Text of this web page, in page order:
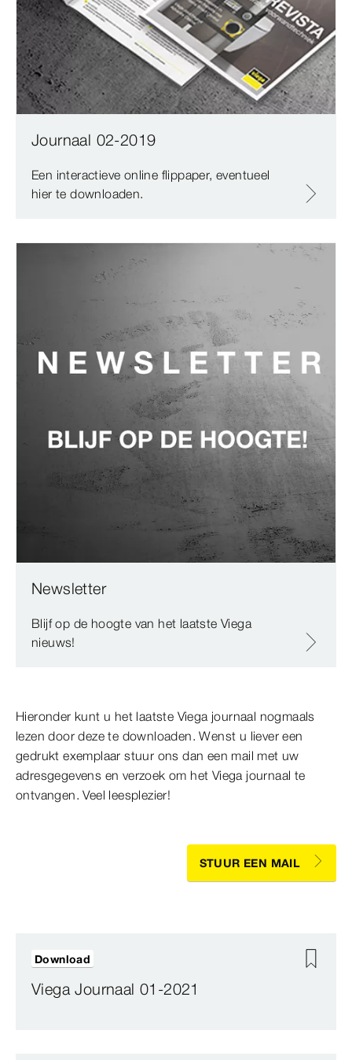
Journaal 02-2019
Een interactieve online flippaper, eventueel
hier te downloaden.
Newsletter
Blijf op de hoogte van het laatste Viega
nieuws!
Hieronder kunt u het laatste Viega journaal nogmaals
lezen door deze te downloaden. Wenst u liever een
gedrukt exemplaar stuur ons dan een mail met uw
adresgegevens en verzoek om het Viega journaal te
ontvangen. Veel leesplezier!
STUUR EEN MAIL
Viega Journaal 01-2021
Download